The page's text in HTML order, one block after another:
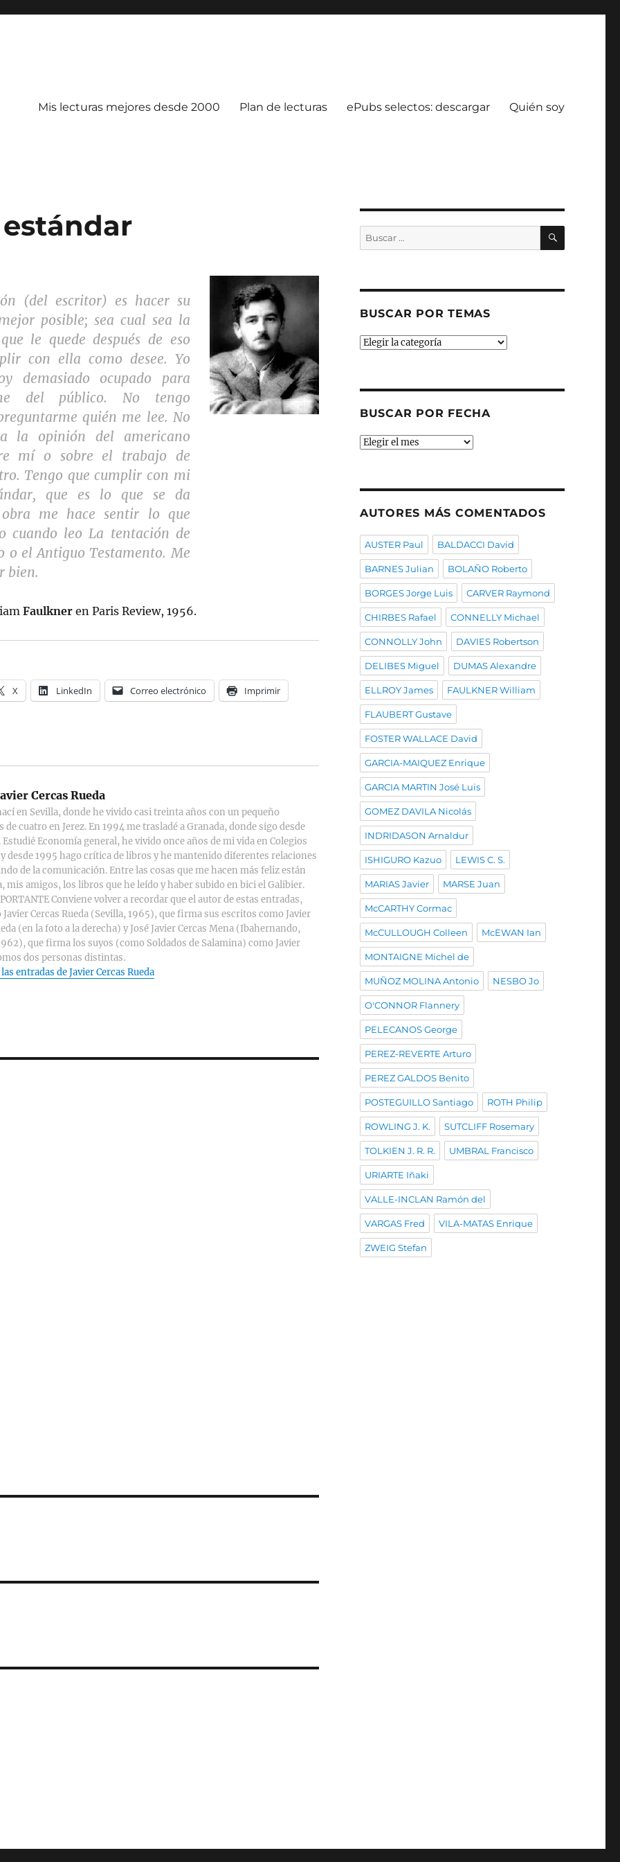
Mis lecturas mejores desde 2000 Plan de lecturas ePubs selectos: descargar Quién soy
(del escritor) es hacer su
posible; sea cual sea la
le quede después de eso
con ella como desee. Yo
demasiado ocupado para
del público. No tengo
quién me lee. No
la opinión del americano
mí o sobre el trabajo de
Tengo que cumplir con mi
que es lo que se da
me hace sentir lo que
cuando leoLa tentación de
o elAntiguo Testamento. Me
bien.
Faulkner en Paris Review, 1956.
X LinkedIn Correo electrónico Imprimir
Cercas Rueda
en Sevilla, donde he vivido casi treinta años con un pequeño
de cuatro en Jerez. En 1994 me trasladé a Granada, donde sigo desde
Economía general, he vivido once años de mi vida en Colegios
desde 1995 hago crítica de libros y he mantenido diferentes relaciones
de la comunicación. Entre las cosas que me hacen más feliz están
mis amigos, los libros que he leído y haber subido en bici el Galibier.
Conviene volver a recordar que el autor de estas entradas,
Cercas Rueda (Sevilla, 1965), que firma sus escritos como Javier
(en la foto a la derecha) y José Javier Cercas Mena (Ibahernando,
que firma los suyos (como Soldados de Salamina) como Javier
dos personas distintas.
entradas de Javier Cercas Rueda
Buscar
por:
BUSCAR
BUSCAR POR TEMAS
Buscar
BUSCAR POR FECHA
Buscar
AUTORES MÁS COMENTADOS
AUSTER Paul BALDACCI David
BARNES Julian BOLAÑO Roberto
BORGES Jorge Luis CARVER Raymond
CHIRBES Rafael CONNELLY Michael
CONNOLLY John DAVIES Robertson
DELIBES Miguel DUMAS Alexandre
ELLROY James FAULKNER William
FLAUBERT Gustave
FOSTER WALLACE David
GARCIA-MAIQUEZ Enrique
GARCIA MARTIN José Luis
GOMEZ DAVILA Nicolás
INDRIDASON Arnaldur
ISHIGURO Kazuo LEWIS C. S.
MARIAS Javier MARSE Juan
McCARTHY Cormac
McCULLOUGH Colleen McEWAN Ian
MONTAIGNE Michel de
MUÑOZ MOLINA Antonio NESBO Jo
O'CONNOR Flannery
PELECANOS George
PEREZ-REVERTE Arturo
PEREZ GALDOS Benito
POSTEGUILLO Santiago ROTH Philip
ROWLING J. K. SUTCLIFF Rosemary
TOLKIEN J. R. R. UMBRAL Francisco
URIARTE Iñaki
VALLE-INCLAN Ramón del
VARGAS Fred VILA-MATAS Enrique
ZWEIG Stefan